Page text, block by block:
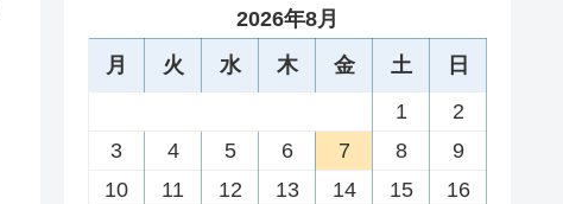
2026年8月
月
火 水 木 金 土
日
1
2
3
4 5 6 7 8
9
10
11 12 13 14 15
16